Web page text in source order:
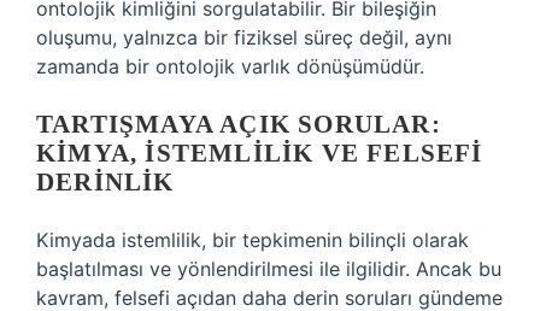
ontolojik kimliğini sorgulatabilir. Bir bileşiğin
oluşumu, yalnızca bir fiziksel süreç değil, aynı
zamanda bir ontolojik varlık dönüşümüdür.
TARTIŞMAYA AÇIK SORULAR:
KIMYA, İSTEMLILIK VE FELSEFI
DERINLIK
Kimyada istemlilik, bir tepkimenin bilinçli olarak
başlatılması ve yönlendirilmesi ile ilgilidir. Ancak bu
kavram, felsefi açıdan daha derin soruları gündeme